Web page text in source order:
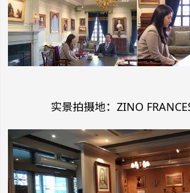
实景拍摄地：ZINO